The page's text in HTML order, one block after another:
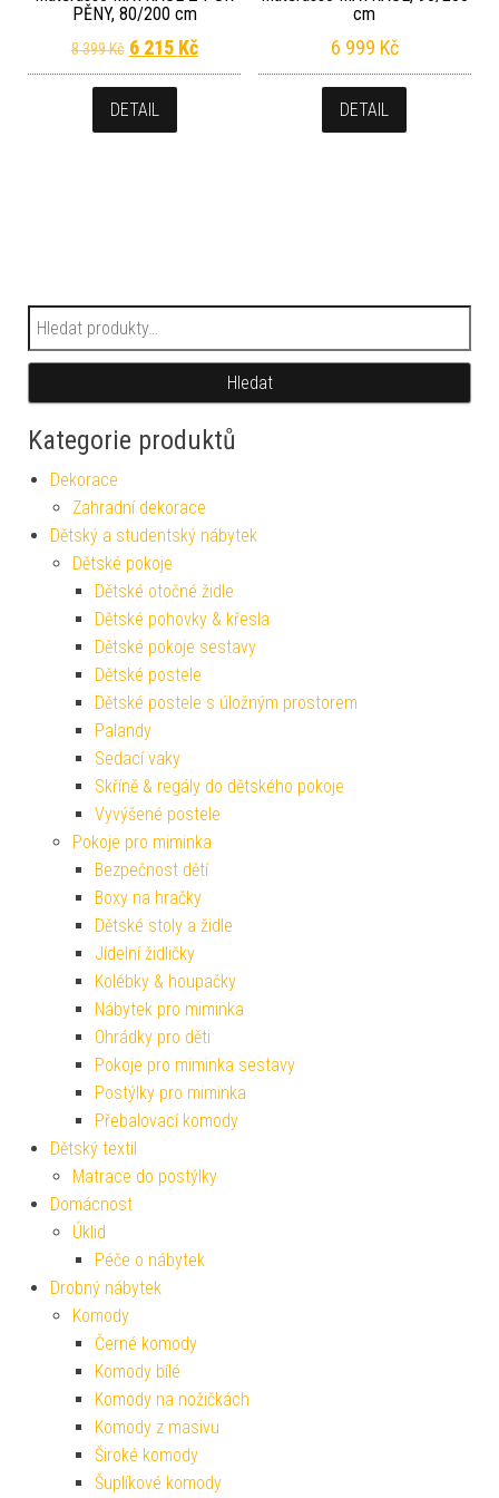
PĚNY, 80/200 cm
8 399Kč Původní cena byla: 8 399 Kč.
6 215 KčAktuální cena je: 6 215 Kč.
DETAIL
cm
6 999 Kč
DETAIL
Hledat:
Hledat
Kategorie produktů
Dekorace
Zahradní dekorace
Dětský a studentský nábytek
Dětské pokoje
Dětské otočné židle
Dětské pohovky & křesla
Dětské pokoje sestavy
Dětské postele
Dětské postele s úložným prostorem
Palandy
Sedací vaky
Skříně & regály do dětského pokoje
Vyvýšené postele
Pokoje pro miminka
Bezpečnost dětí
Boxy na hračky
Dětské stoly a židle
Jídelní židličky
Kolébky & houpačky
Nábytek pro miminka
Ohrádky pro děti
Pokoje pro miminka sestavy
Postýlky pro miminka
Přebalovací komody
Dětský textil
Matrace do postýlky
Domácnost
Úklid
Péče o nábytek
Drobný nábytek
Komody
Černé komody
Komody bílé
Komody na nožičkách
Komody z masivu
Široké komody
Šuplíkové komody